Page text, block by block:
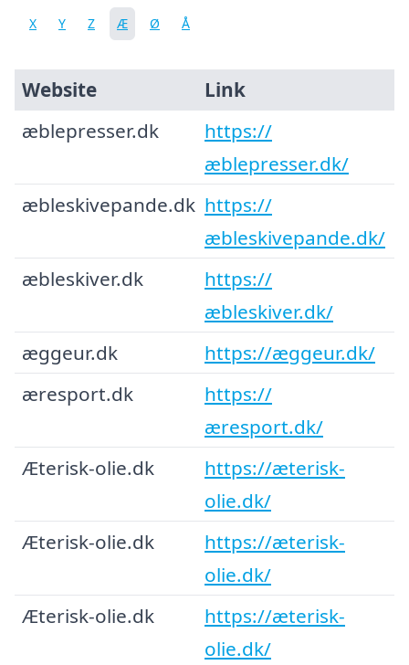
X
Y Z Æ Ø Å
Website
Link
æblepresser.dk
https://
æblepresser.dk/
æbleskivepande.dk https://
æbleskivepande.dk/
æbleskiver.dk
https://
æbleskiver.dk/
æggeur.dk
https://æggeur.dk/
æresport.dk
https://
æresport.dk/
Æterisk-olie.dk
https://æterisk-
olie.dk/
Æterisk-olie.dk
https://æterisk-
olie.dk/
Æterisk-olie.dk
https://æterisk-
olie.dk/